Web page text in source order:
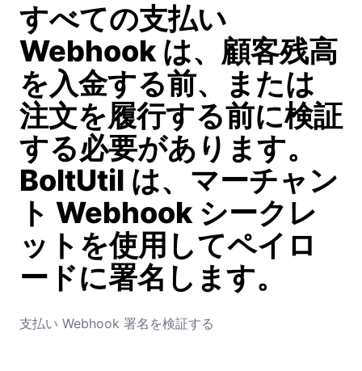
すべての支払い
Webhook は、顧客残高
を入金する前、または
注文を履行する前に検証
する必要があります。
BoltUtil は、マーチャン
ト Webhook シークレ
ットを使用してペイロ
ードに署名します。
支払い Webhook 署名を検証する